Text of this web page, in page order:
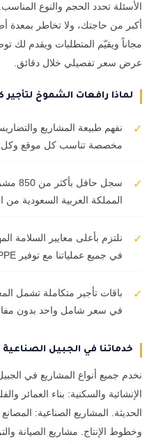
الأسئلة تحدد الحجم والنوع
أكبر من حاجتك، ولا تخاطر بمعدة
مجاناً ويقيّم المتطلبات ويقدم لك
عرض سعر تفصيلي خلال دقائق.
لماذا رافعات الشموخ
✓
نفهم طبيعة المشاريع
مخصصة تناسب كل موقع وكل
✓
سجل
المملكة العربية السعودية من
✓
في جميع عملياتنا مع توفير PPE كاملة
✓
باقات تأجير متكاملة تشمل
في سعر شامل واحد بدون
خدماتنا في الجبيل
نخدم جميع أنواع المشاريع في
الإنشائية والسكنية: بناء العمائر
الحديثة. المشاريع الصناعية:
وخطوط الإنتاج. مشاريع الصيانة